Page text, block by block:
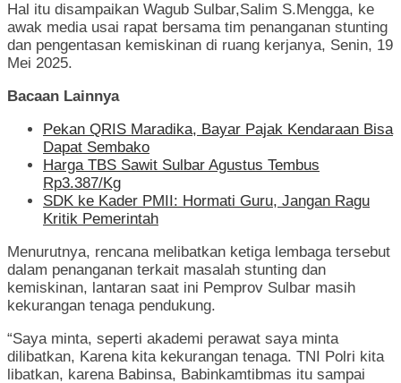
Hal itu disampaikan Wagub Sulbar,Salim S.Mengga, ke
awak media usai rapat bersama tim penanganan stunting
dan pengentasan kemiskinan di ruang kerjanya, Senin, 19
Mei 2025.
Bacaan Lainnya
Pekan QRIS Maradika, Bayar Pajak Kendaraan Bisa
Dapat Sembako
Harga TBS Sawit Sulbar Agustus Tembus
Rp3.387/Kg
SDK ke Kader PMII: Hormati Guru, Jangan Ragu
Kritik Pemerintah
Menurutnya, rencana melibatkan ketiga lembaga tersebut
dalam penanganan terkait masalah stunting dan
kemiskinan, lantaran saat ini Pemprov Sulbar masih
kekurangan tenaga pendukung.
“Saya minta, seperti akademi perawat saya minta
dilibatkan, Karena kita kekurangan tenaga. TNI Polri kita
libatkan, karena Babinsa, Babinkamtibmas itu sampai